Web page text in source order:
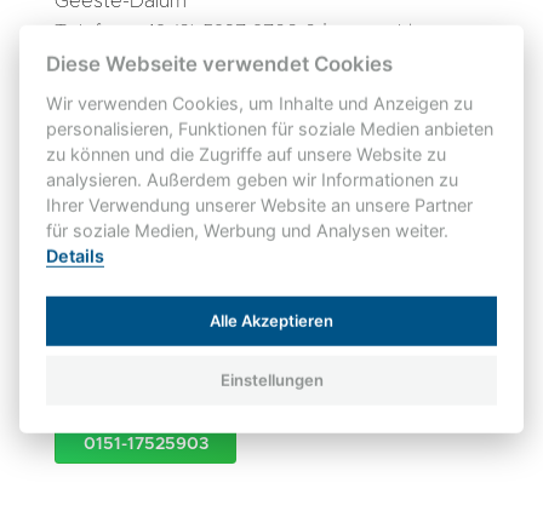
Telefon: +49 (0) 5937 9706-0 | www.wkt-
group.com
JETZT BEWERBEN
Hast du noch Fragen?
Dann schreib uns doch kurz und einfach über
0151-17525903
Diese Webseite verwendet Cookies
Wir verwenden Cookies, um Inhalte und Anzeigen zu
personalisieren, Funktionen für soziale Medien anbieten
zu können und die Zugriffe auf unsere Website zu
analysieren. Außerdem geben wir Informationen zu
Ihrer Verwendung unserer Website an unsere Partner
für soziale Medien, Werbung und Analysen weiter.
Details
Alle Akzeptieren
Einstellungen